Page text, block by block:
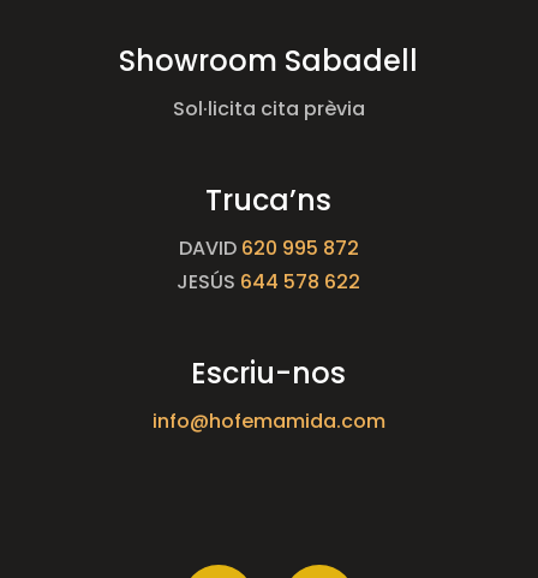
Showroom Sabadell
Sol·licita cita prèvia
Truca’ns
DAVID 620 995 872
JESÚS 644 578 622
Escriu-nos
info@hofemamida.com